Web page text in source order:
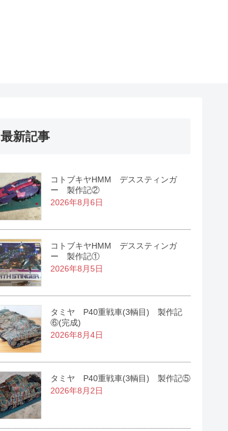
最新記事
コトブキヤHMM デススティンガ
ー 製作記②
2026年8月6日
コトブキヤHMM デススティンガ
ー 製作記①
2026年8月5日
タミヤ P40重戦車(3輌目) 製作記
⑥(完成)
2026年8月4日
タミヤ P40重戦車(3輌目) 製作記⑤
2026年8月2日